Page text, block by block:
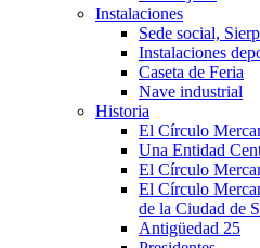
Instalaciones
Sede social,
Instalaciones
Caseta de Feria
Nave industrial
Historia
El Círculo
Una Entidad
El Círculo
El Círculo
de la Ciudad de
Antigüedad 25